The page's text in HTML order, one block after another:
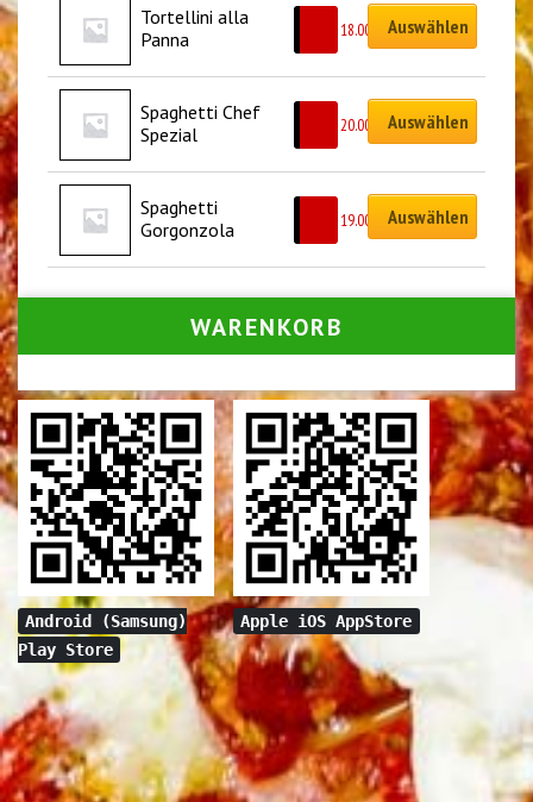
Tortellini alla
Panna
18.00 Auswählen
Spaghetti Chef
Spezial
20.00 Auswählen
Spaghetti
Gorgonzola
19.00 Auswählen
WARENKORB
Android (Samsung)
Play Store
Apple iOS AppStore